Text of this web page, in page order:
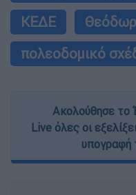
ΚΕΔΕ
πολεοδομικό
Ακολούθησε το
Live όλες οι
υπογραφή